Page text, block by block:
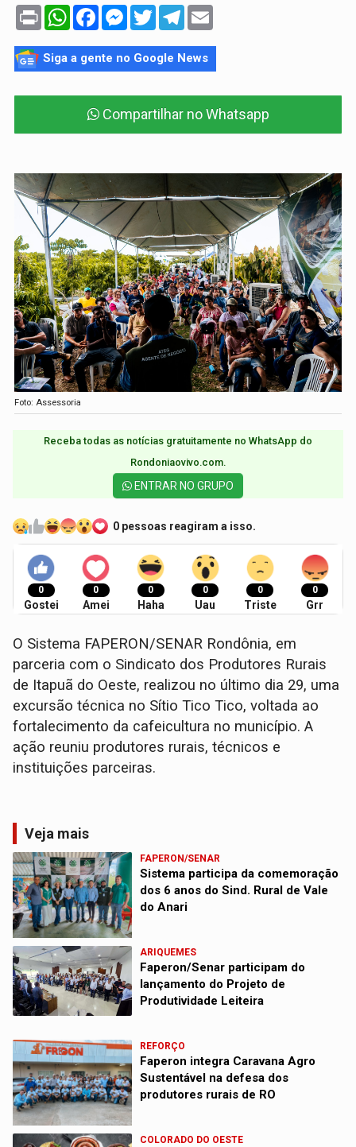
Print WhatsAppFacebookMessenger
TwitterTelegram
Siga a gente no Google News
Compartilhar no Whatsapp
Foto: Assessoria
Receba todas as notícias gratuitamente no WhatsApp do
Rondoniaovivo.com.​
ENTRAR NO GRUPO
0 pessoas reagiram a isso.
0
Gostei
0
Amei
0
Haha
0
Uau
0
Triste
0
Grr
O Sistema FAPERON/SENAR Rondônia, em
parceria com o Sindicato dos Produtores Rurais
de Itapuã do Oeste, realizou no último dia 29, uma
excursão técnica no Sítio Tico Tico, voltada ao
fortalecimento da cafeicultura no município. A
ação reuniu produtores rurais, técnicos e
instituições parceiras.
Veja mais
FAPERON/SENAR
Sistema participa da comemoração
dos 6 anos do Sind. Rural de Vale
do Anari
ARIQUEMES
Faperon/Senar participam do
lançamento do Projeto de
Produtividade Leiteira
REFORÇO
Faperon integra Caravana Agro
Sustentável na defesa dos
produtores rurais de RO
COLORADO DO OESTE